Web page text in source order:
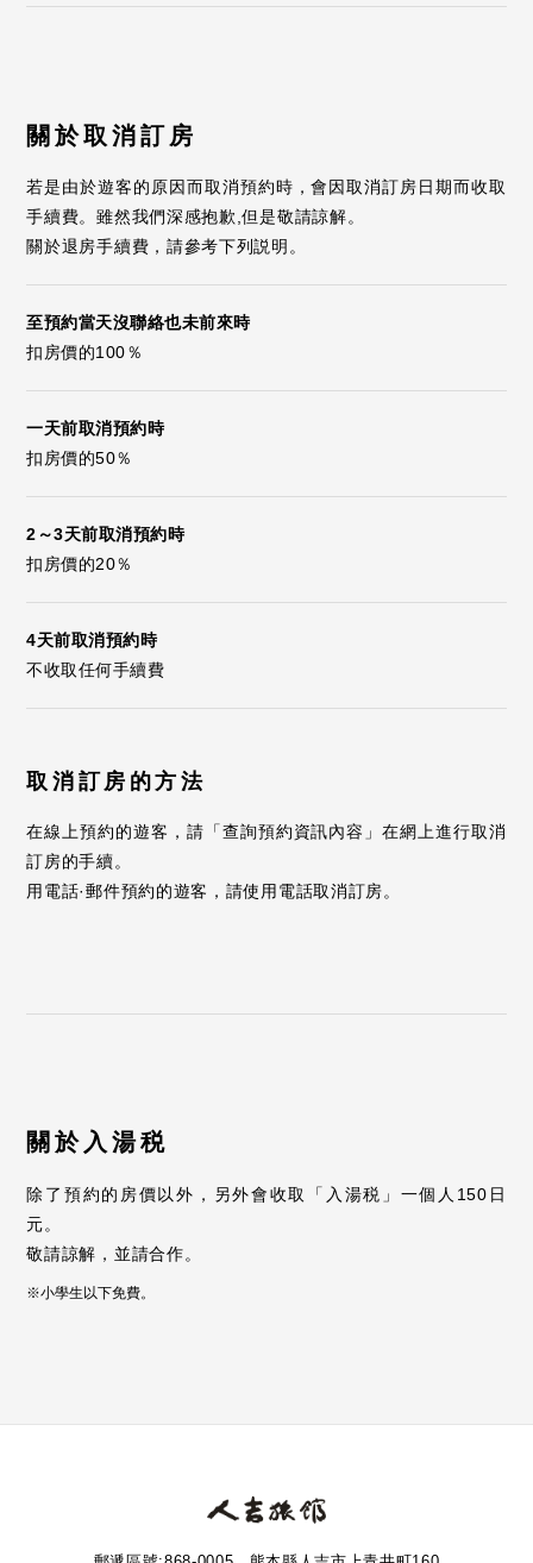
關於取消訂房
若是由於遊客的原因而取消預約時，會因取消訂房日期而收取
手續費。雖然我們深感抱歉,但是敬請諒解。
關於退房手續費，請參考下列説明。
至預約當天沒聯絡也未前來時
扣房價的100％
一天前取消預約時
扣房價的50％
2～3天前取消預約時
扣房價的20％
4天前取消預約時
不收取任何手續費
取消訂房的方法
在線上預約的遊客，請「查詢預約資訊內容」在網上進行取消
訂房的手續。
用電話·郵件預約的遊客，請使用電話取消訂房。
關於入湯税
除了預約的房價以外，另外會收取「入湯税」一個人150日
元。
敬請諒解，並請合作。
小學生以下免費。